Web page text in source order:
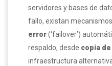
servidores y bases de
fallo, existan
error(‘failover’)
respaldo, desde copia
infraestructura